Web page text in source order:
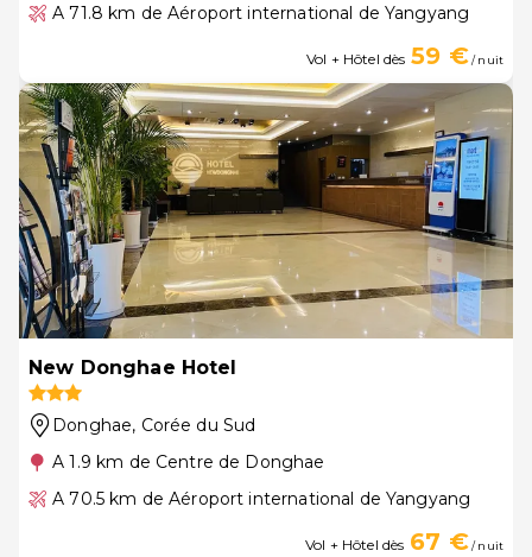
A 71.8 km de Aéroport international de Yangyang
Vol + Hôtel dès 59 €/ nuit
New Donghae Hotel
Donghae, Corée du Sud
A 1.9 km de Centre de Donghae
A 70.5 km de Aéroport international de Yangyang
Vol + Hôtel dès 67 €/ nuit